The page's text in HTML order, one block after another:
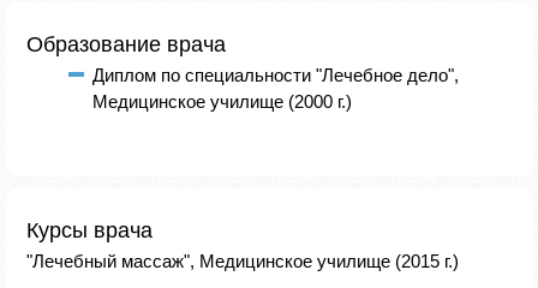
Образование врача
Диплом по специальности "Лечебное дело",
Медицинское училище (2000 г.)
Курсы врача
"Лечебный массаж", Медицинское училище (2015 г.)